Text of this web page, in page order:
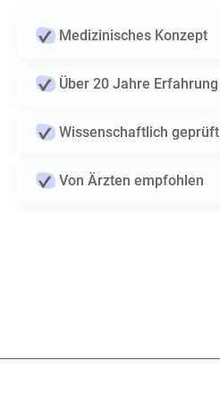
Medizinisches Konzept
Über 20 Jahre Erfahrung
Wissenschaftlich geprüft
Von Ärzten empfohlen